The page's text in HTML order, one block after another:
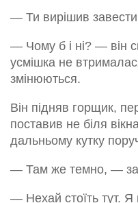
— Ти вирішив
— Чому б і ні? — він
усмішка не
змінюються.
Він підняв горщик,
поставив не біля
дальньому кутку
— Там же темно, —
— Нехай стоїть тут.